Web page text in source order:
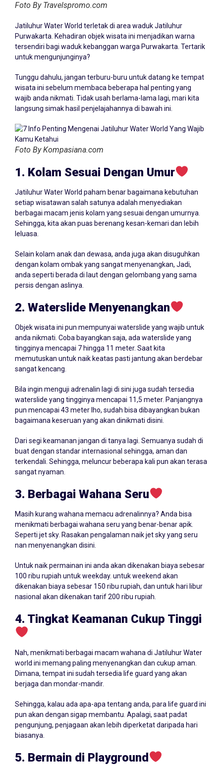
Foto By Travelspromo.com
Jatiluhur Water World terletak di area waduk Jatiluhur
Purwakarta. Kehadiran objek wisata ini menjadikan warna
tersendiri bagi waduk kebanggan warga Purwakarta. Tertarik
untuk mengunjunginya?
Tunggu dahulu, jangan terburu-buru untuk datang ke tempat
wisata ini sebelum membaca beberapa hal penting yang
wajib anda nikmati. Tidak usah berlama-lama lagi, mari kita
langsung simak hasil penjelajahannya di bawah ini.
Foto By Kompasiana.com
1. Kolam Sesuai Dengan Umur
Jatiluhur Water World paham benar bagaimana kebutuhan
setiap wisatawan salah satunya adalah menyediakan
berbagai macam jenis kolam yang sesuai dengan umurnya.
Sehingga, kita akan puas berenang kesan-kemari dan lebih
leluasa.
Selain kolam anak dan dewasa, anda juga akan disuguhkan
dengan kolam ombak yang sangat menyenangkan, Jadi,
anda seperti berada di laut dengan gelombang yang sama
persis dengan aslinya.
2. Waterslide Menyenangkan
Objek wisata ini pun mempunyai waterslide yang wajib untuk
anda nikmati. Coba bayangkan saja, ada waterslide yang
tingginya mencapai 7 hingga 11 meter. Saat kita
memutuskan untuk naik keatas pasti jantung akan berdebar
sangat kencang.
Bila ingin menguji adrenalin lagi di sini juga sudah tersedia
waterslide yang tingginya mencapai 11,5 meter. Panjangnya
pun mencapai 43 meter lho, sudah bisa dibayangkan bukan
bagaimana keseruan yang akan dinikmati disini.
Dari segi keamanan jangan di tanya lagi. Semuanya sudah di
buat dengan standar internasional sehingga, aman dan
terkendali. Sehingga, meluncur beberapa kali pun akan terasa
sangat nyaman.
3. Berbagai Wahana Seru
Masih kurang wahana memacu adrenalinnya? Anda bisa
menikmati berbagai wahana seru yang benar-benar apik.
Seperti jet sky. Rasakan pengalaman naik jet sky yang seru
nan menyenangkan disini.
Untuk naik permainan ini anda akan dikenakan biaya sebesar
100 ribu rupiah untuk weekday. untuk weekend akan
dikenakan biaya sebesar 150 ribu rupiah, dan untuk hari libur
nasional akan dikenakan tarif 200 ribu rupiah.
4. Tingkat Keamanan Cukup Tinggi
Nah, menikmati berbagai macam wahana di Jatiluhur Water
world ini memang paling menyenangkan dan cukup aman.
Dimana, tempat ini sudah tersedia life guard yang akan
berjaga dan mondar-mandir.
Sehingga, kalau ada apa-apa tentang anda, para life guard ini
pun akan dengan sigap membantu. Apalagi, saat padat
pengunjung, penjagaan akan lebih diperketat daripada hari
biasanya.
5. Bermain di Playground